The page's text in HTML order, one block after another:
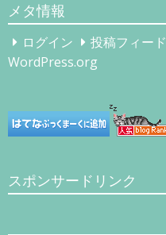
イ
ブ
メタ情報
ログイン 投稿フィード
WordPress.org
スポンサードリンク